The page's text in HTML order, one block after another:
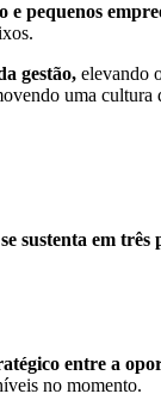
e pequenos
gestão, elevando
uma cultura
sustenta em
entre a
no momento.